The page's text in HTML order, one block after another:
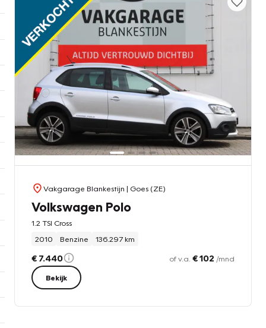
Vakgarage Blankestijn | Goes (ZE)
Volkswagen Polo
1.2 TSI Cross
2010
Benzine 136.297 km
€ 7.440 of v.a. € 102 /mnd
Bekijk